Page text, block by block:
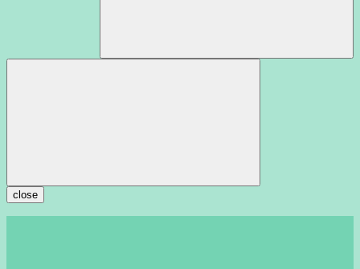
close